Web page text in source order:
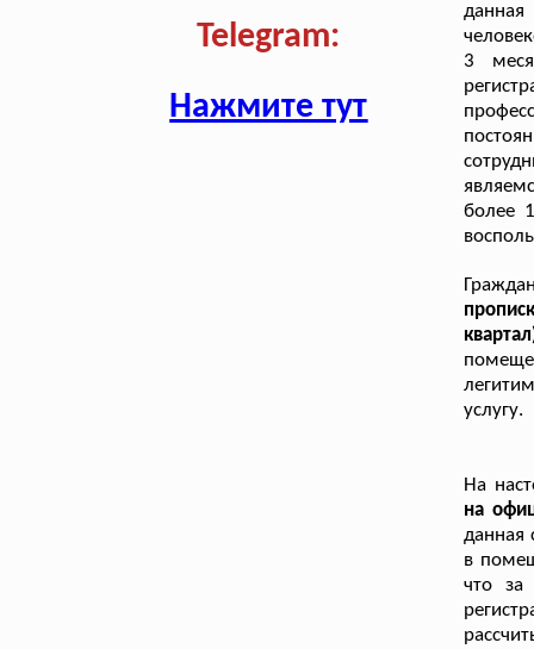
Telegram:
Нажмите тут
3
более
услугу.
На
на
данная
в
что